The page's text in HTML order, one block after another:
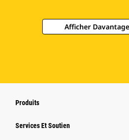
Afficher
Produits
Services Et Soutien